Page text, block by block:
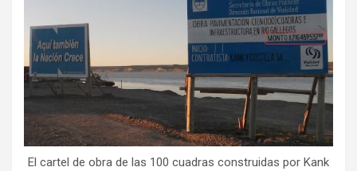
El cartel de obra de las 100 cuadras construidas por Kank